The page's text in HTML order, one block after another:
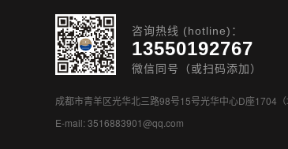
咨询热线 (hotline)：
13550192767
微信同号（或扫码添加）
成都市青羊区光华北三路98号15号光华中心D座1704（
E-mail: 3516883901@qq.com